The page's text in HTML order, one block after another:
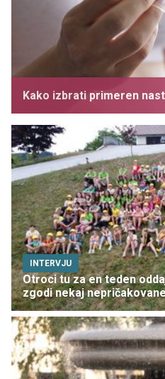
Kako izbrati primeren
INTERVJU
Otroci tu za en teden
zgodi nekaj